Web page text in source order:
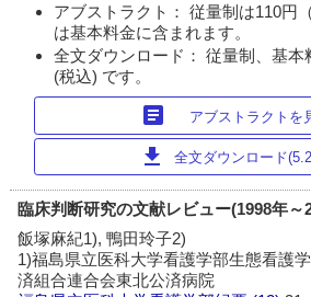
アブストラクト： 従量制は110円
は基本料金に含まれます。
全文ダウンロード： 従量制、基本
(税込) です。
article アブストラクトを
download 全文ダウンロード
臨床判断研究の文献レビュー(1998年～
飯塚麻紀1), 鴨田玲子2)
1)福島県立医科大学看護学部生態看護
済組合連合会東北公済病院